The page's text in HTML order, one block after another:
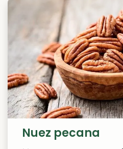
Nuez pecana